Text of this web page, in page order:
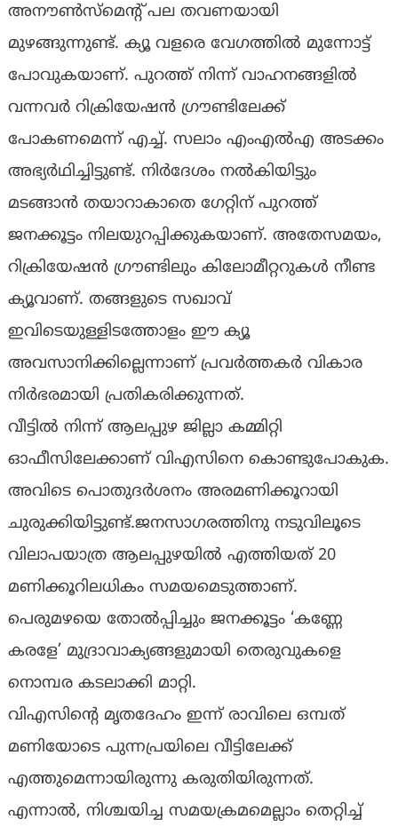
അനൗണ്‍സ്‌മെന്റ് പല തവണയായി
മുഴങ്ങുന്നുണ്ട്. ക്യൂ വളരെ വേഗത്തില്‍ മുന്നോട്ട്
പോവുകയാണ്. പുറത്ത് നിന്ന് വാഹനങ്ങളില്‍
വന്നവര്‍ റിക്രിയേഷന്‍ ഗ്രൗണ്ടിലേക്ക്
പോകണമെന്ന് എച്ച്. സലാം എംഎല്‍എ അടക്കം
അഭ്യര്‍ഥിച്ചിട്ടുണ്ട്. നിര്‍ദേശം നല്‍കിയിട്ടും
മടങ്ങാന്‍ തയാറാകാതെ ഗേറ്റിന് പുറത്ത്
ജനക്കൂട്ടം നിലയുറപ്പിക്കുകയാണ്. അതേസമയം,
റിക്രിയേഷന്‍ ഗ്രൗണ്ടിലും കിലോമീറ്ററുകള്‍ നീണ്ട
ക്യൂവാണ്. തങ്ങളുടെ സഖാവ്
ഇവിടെയുള്ളിടത്തോളം ഈ ക്യൂ
അവസാനിക്കില്ലെന്നാണ് പ്രവര്‍ത്തകര്‍ വികാര
നിര്‍ഭരമായി പ്രതികരിക്കുന്നത്.
വീട്ടില്‍ നിന്ന് ആലപ്പുഴ ജില്ലാ കമ്മിറ്റി
ഓഫീസിലേക്കാണ് വിഎസിനെ കൊണ്ടുപോകുക.
അവിടെ പൊതുദര്‍ശനം അരമണിക്കൂറായി
ചുരുക്കിയിട്ടുണ്ട്.ജനസാഗരത്തിനു നടുവിലൂടെ
വിലാപയാത്ര ആലപ്പുഴയില്‍ എത്തിയത് 20
മണിക്കൂറിലധികം സമയമെടുത്താണ്.
പെരുമഴയെ തോല്‍പ്പിച്ചും ജനക്കൂട്ടം ‘കണ്ണേ
കരളേ’ മുദ്രാവാക്യങ്ങളുമായി തെരുവുകളെ
നൊമ്പര കടലാക്കി മാറ്റി.
വിഎസിന്റെ മൃതദേഹം ഇന്ന് രാവിലെ ഒമ്പത്
മണിയോടെ പുന്നപ്രയിലെ വീട്ടിലേക്ക്
എത്തുമെന്നായിരുന്നു കരുതിയിരുന്നത്.
എന്നാല്‍, നിശ്ചയിച്ച സമയക്രമമെല്ലാം തെറ്റിച്ച്